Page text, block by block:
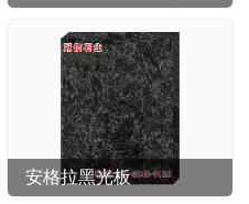
安格拉黑光板